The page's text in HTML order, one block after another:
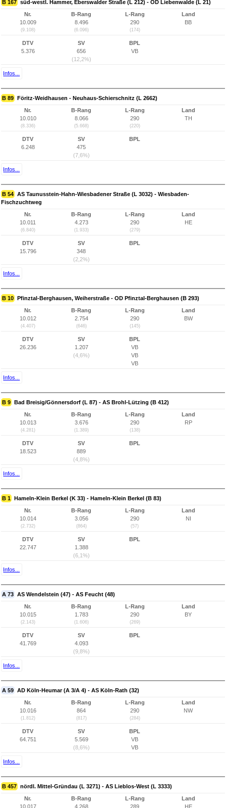
B 167 süd-westl. Hammer, Eberswalder Straße (L 212) - OD Liebenwalde (L 21)
Nr.
10.009
(9.108)
B-Rang
8.496
(6.096)
L-Rang
290
(174)
Land
BB
DTV
5.376
SV
656
(12,2%)
BPL
VB
Infos...
B 89 Föritz-Weidhausen - Neuhaus-Schierschnitz (L 2662)
Nr.
10.010
(8.336)
B-Rang
8.066
(5.668)
L-Rang
290
(220)
Land
TH
DTV
6.248
SV
475
(7,6%)
BPL
Infos...
B 54 AS Taunusstein-Hahn-Wiesbadener Straße (L 3032) - Wiesbaden-
Fischzuchtweg
Nr.
10.011
(6.840)
B-Rang
4.273
(1.933)
L-Rang
290
(279)
Land
HE
DTV
15.796
SV
348
(2,2%)
BPL
Infos...
B 10 Pfinztal-Berghausen, Weiherstraße - OD Pfinztal-Berghausen (B 293)
Nr.
10.012
(4.407)
B-Rang
2.754
(646)
L-Rang
290
(145)
Land
BW
DTV
26.236
SV
1.207
(4,6%)
BPL
VB
VB
VB
Infos...
B 9 Bad Breisig/Gönnersdorf (L 87) - AS Brohl-Lützing (B 412)
Nr.
10.013
(4.281)
B-Rang
3.676
(1.389)
L-Rang
290
(138)
Land
RP
DTV
18.523
SV
889
(4,8%)
BPL
Infos...
B 1 Hameln-Klein Berkel (K 33) - Hameln-Klein Berkel (B 83)
Nr.
10.014
(2.732)
B-Rang
3.056
(864)
L-Rang
290
(57)
Land
NI
DTV
22.747
SV
1.388
(6,1%)
BPL
Infos...
A 73 AS Wendelstein (47) - AS Feucht (48)
Nr.
10.015
(2.143)
B-Rang
1.783
(1.606)
L-Rang
290
(269)
Land
BY
DTV
41.769
SV
4.093
(9,8%)
BPL
Infos...
A 59 AD Köln-Heumar (A 3/A 4) - AS Köln-Rath (32)
Nr.
10.016
(1.812)
B-Rang
864
(817)
L-Rang
290
(284)
Land
NW
DTV
64.751
SV
5.569
(8,6%)
BPL
VB
VB
Infos...
B 457 nördl. Mittel-Gründau (L 3271) - AS Lieblos-West (L 3333)
Nr.
10.017
B-Rang
4.268
L-Rang
289
Land
HE